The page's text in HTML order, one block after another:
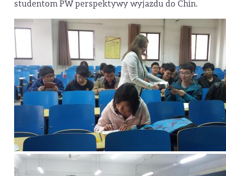
studentom PW perspektywy wyjazdu do Chin.